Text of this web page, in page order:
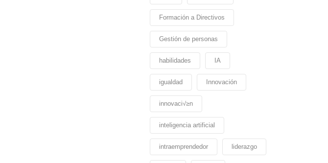
Formación a Directivos
Gestión de personas
habilidades IA
igualdad Innovación
innovaci√≥n
inteligencia artificial
intraemprendedor liderazgo